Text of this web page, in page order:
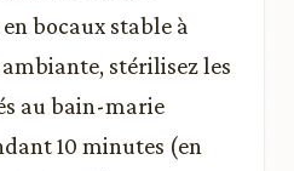
bocaux stable à
stérilisez les
au bain-marie
10 minutes (en